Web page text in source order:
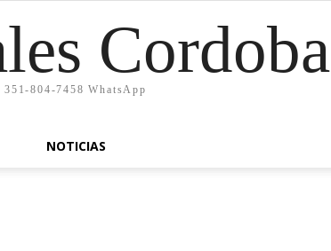
Cordoba
351-804-7458 WhatsApp
NOTICIAS